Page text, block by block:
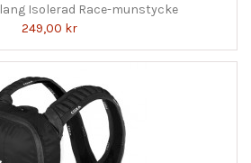
Isolerad Race-munstycke
249,00 kr